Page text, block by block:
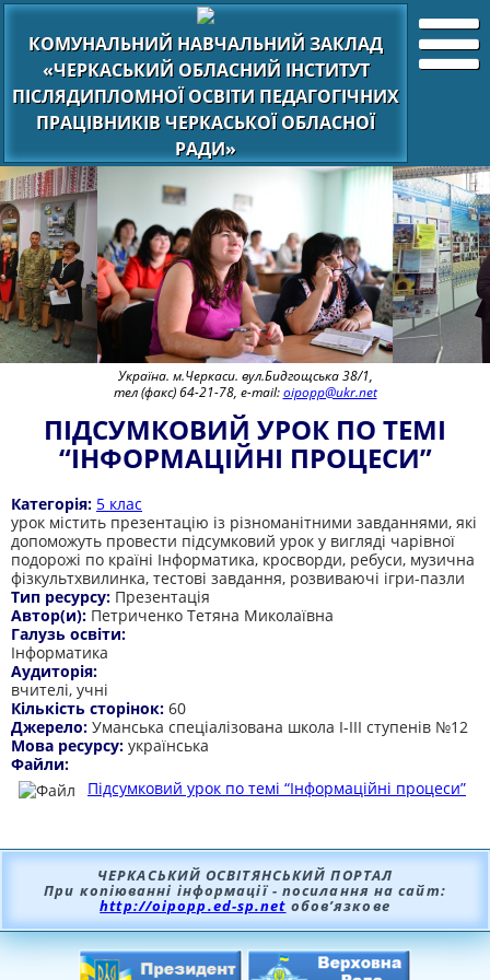
КОМУНАЛЬНИЙ НАВЧАЛЬНИЙ ЗАКЛАД
«ЧЕРКАСЬКИЙ ОБЛАСНИЙ ІНСТИТУТ
ПІСЛЯДИПЛОМНОЇ ОСВІТИ ПЕДАГОГІЧНИХ
ПРАЦІВНИКІВ ЧЕРКАСЬКОЇ ОБЛАСНОЇ
РАДИ»
Україна. м.Черкаси. вул.Бидгощська 38/1,
тел (факс) 64-21-78, e-mail:oipopp@ukr.net
ПІДСУМКОВИЙ УРОК ПО ТЕМІ
“ІНФОРМАЦІЙНІ ПРОЦЕСИ”
Категорія: 5 клас
урок містить презентацію із різноманітними завданнями, які
допоможуть провести підсумковий урок у вигляді чарівної
подорожі по країні Інформатика, кросворди, ребуси, музична
фізкультхвилинка, тестові завдання, розвиваючі ігри-пазли
Тип ресурсу: Презентація
Автор(и): Петриченко Тетяна Миколаївна
Галузь освіти:
Інформатика
Аудиторія:
вчителі, учні
Кількість сторінок: 60
Джерело: Уманська спеціалізована школа І-ІІІ ступенів №12
Мова ресурсу: українська
Файли:
Підсумковий урок по темі “Інформаційні процеси”
ЧЕРКАСЬКИЙ ОСВІТЯНСЬКИЙ ПОРТАЛ
При копіюванні інформації - посилання на сайт:
http://oipopp.ed-sp.net обов’язкове